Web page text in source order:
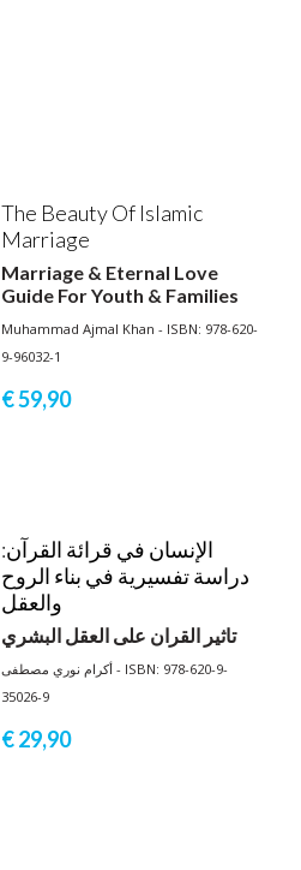
The Beauty Of Islamic
Marriage
Marriage & Eternal Love
Guide For Youth & Families
Muhammad Ajmal Khan - ISBN: 978-620-
9-96032-1
€ 59,90
الإنسان في قرائة القرآن:
دراسة تفسيرية في بناء الروح
والعقل
تاثير القران على العقل البشري
أكرام نوري مصطفى - ISBN: 978-620-9-
35026-9
€ 29,90